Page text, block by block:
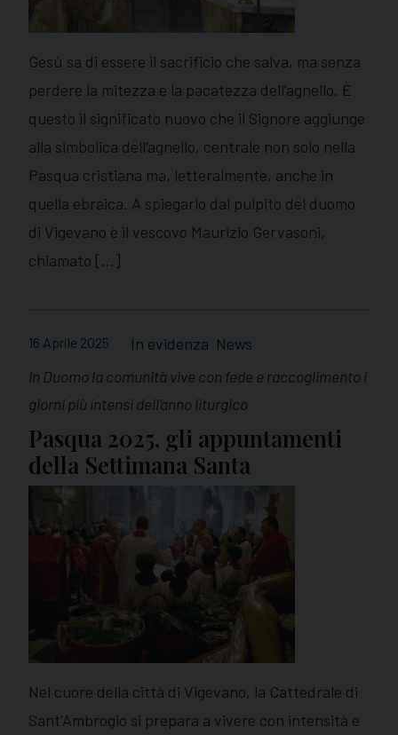
Gesù sa di essere il sacrificio che salva, ma senza
perdere la mitezza e la pacatezza dell’agnello. È
questo il significato nuovo che il Signore aggiunge
alla simbolica dell’agnello, centrale non solo nella
Pasqua cristiana ma, letteralmente, anche in
quella ebraica. A spiegarlo dal pulpito del duomo
di Vigevano è il vescovo Maurizio Gervasoni,
chiamato […]
16 Aprile 2025 In evidenza News
In Duomo la comunità vive con fede e raccoglimento i
giorni più intensi dell'anno liturgico
Pasqua 2025, gli appuntamenti
della Settimana Santa
Nel cuore della città di Vigevano, la Cattedrale di
Sant’Ambrogio si prepara a vivere con intensità e